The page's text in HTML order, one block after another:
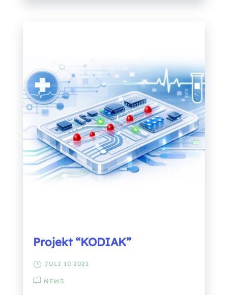
Projekt “KODIAK”
JULI 10 2021
NEWS